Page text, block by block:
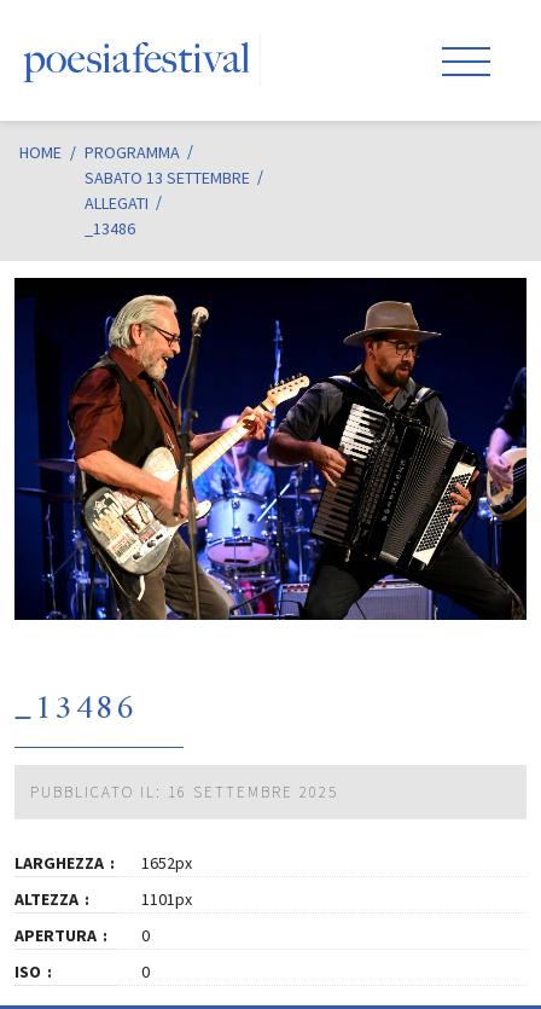
HOME / PROGRAMMA
SABATO 13 SETTEMBRE
ALLEGATI
_13486
_13486
PUBBLICATO IL: 16 SETTEMBRE 2025
LARGHEZZA
1652px
ALTEZZA
1101px
APERTURA
0
ISO
0